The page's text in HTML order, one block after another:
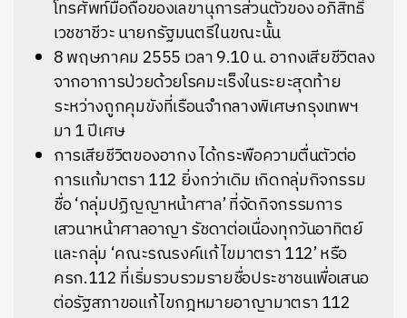
โทรศัพท์มือถือของเลขานุการส่วนตัวของ อภิสิทธิ์
เวชชาชีวะ นายกรัฐมนตรีในขณะนั้น
8 พฤษภาคม 2555 เวลา 9.10 น.อากงเสียชีวิตลง
จากอาการป่วยด้วยโรคมะเร็งในระยะสุดท้าย
ระหว่างถูกคุมขังที่เรือนจำกลางพิเศษกรุงเทพฯ
มา 1 ปีเศษ
การเสียชีวิตของอากง ได้กระพือความตื่นตัวต่อ
การแก้มาตรา 112 ยิ่งกว่าเดิม เกิดกลุ่มกิจกรรม
ชื่อ ‘กลุ่มปฏิญญาหน้าศาล’ ที่จัดกิจกรรมการ
เสวนาหน้าศาลอาญา รัชดาต่อเนื่องทุกวันอาทิตย์
และกลุ่ม ‘คณะรณรงค์แก้ไขมาตรา 112’ หรือ
ครก.112 ที่เริ่มรวบรวมรายชื่อประชาชนเพื่อเสนอ
ต่อรัฐสภาขอแก้ไขกฎหมายอาญามาตรา 112